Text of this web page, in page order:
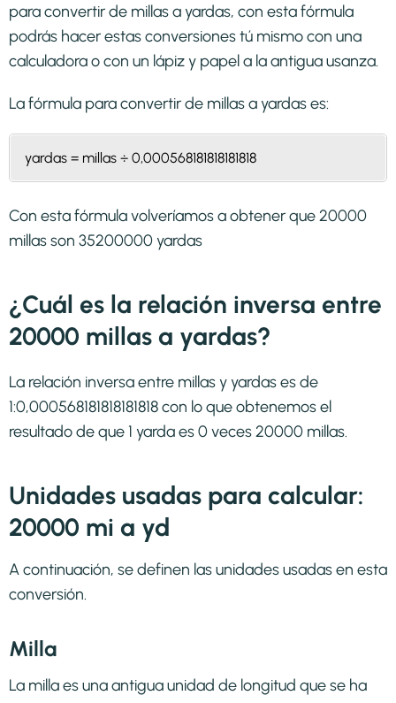
para convertir de millas a yardas, con esta fórmula
podrás hacer estas conversiones tú mismo con una
calculadora o con un lápiz y papel a la antigua usanza.
La fórmula para convertir de millas a yardases:
yardas = millas ÷ 0,000568181818181818
Con esta fórmula volveríamos a obtener que 20000
millas son 35200000 yardas
¿Cuál es la relación inversa entre
20000 millas a yardas?
La relación inversa entre millas y yardas es de
1:0,000568181818181818 con lo que obtenemos el
resultado de que 1 yarda es 0 veces 20000 millas.
Unidades usadas para calcular:
20000 mi a yd
A continuación, se definen las unidades usadas en esta
conversión.
Milla
La milla es una antigua unidad de longitud que se ha